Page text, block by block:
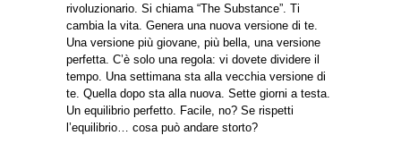
rivoluzionario. Si chiama “The Substance”. Ti
cambia la vita. Genera una nuova versione di te.
Una versione più giovane, più bella, una versione
perfetta. C’è solo una regola: vi dovete dividere il
tempo. Una settimana sta alla vecchia versione di
te. Quella dopo sta alla nuova. Sette giorni a testa.
Un equilibrio perfetto. Facile, no? Se rispetti
l’equilibrio… cosa può andare storto?